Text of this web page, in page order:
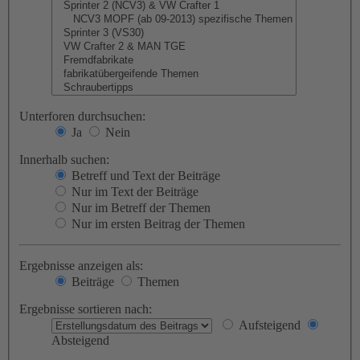
Unterforen durchsuchen:
Ja
Nein
Innerhalb suchen:
Betreff und Text der Beiträge
Nur im Text der Beiträge
Nur im Betreff der Themen
Nur im ersten Beitrag der Themen
Ergebnisse anzeigen als:
Beiträge
Themen
Ergebnisse sortieren nach:
Aufsteigend
Absteigend